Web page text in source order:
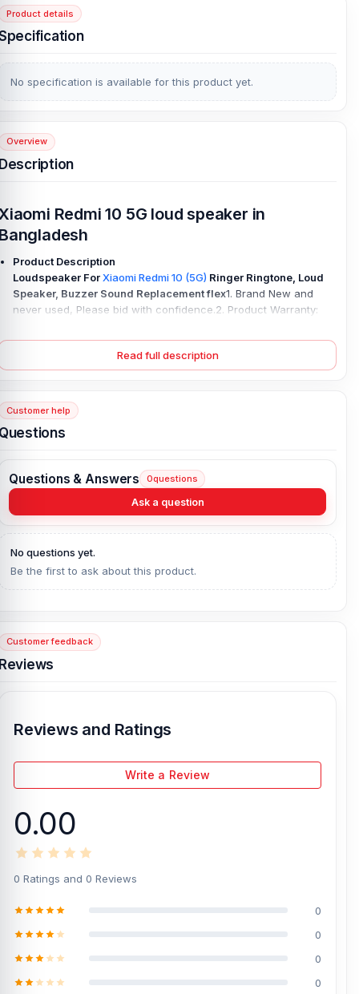
Product details
No specification is available for this product yet.
Overview
Redmi 10 5G loud speaker in
Product Description
Loudspeaker ForXiaomi Redmi 10 (5G) Ringer Ringtone, Loud
Speaker, Buzzer Sound Replacement flex1. Brand New and
never used, Please bid with confidence.2. Product Warranty:
3. Information: We share the latest information of mobile phone
spare parts in the Bangladeshi market with all our customers
skills with Disassembling so we do it properly by our technical
person.
Xiaomi Redmi 10 (5G) Camera Glass
Read full description
Customer help
Questions & Answers 0questions
Ask a question
No questions yet.
Be the first to ask about this product.
Customer feedback
Reviews and Ratings
Write a Review
0.00
0 Ratings and 0 Reviews
0
0
0
0